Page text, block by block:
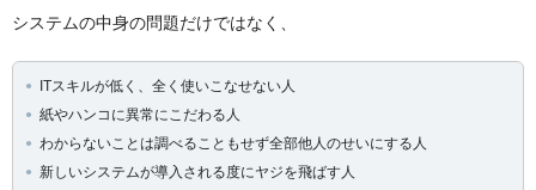
システムの中身の問題だけではなく、
ITスキルが低く、全く使いこなせない人
紙やハンコに異常にこだわる人
わからないことは調べることもせず全部他人のせいにする人
新しいシステムが導入される度にヤジを飛ばす人